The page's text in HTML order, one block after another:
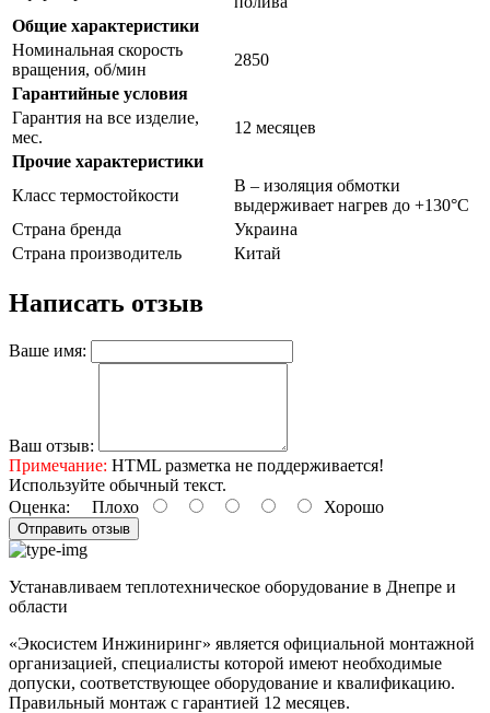
Общие характеристики
Номинальная скорость
вращения, об/мин
2850
Гарантийные условия
Гарантия на все изделие,
мес.
12 месяцев
Прочие характеристики
Класс термостойкости
В – изоляция обмотки
выдерживает нагрев до +130°С
Страна бренда
Украина
Страна производитель
Китай
Написать отзыв
Ваше имя:
Ваш отзыв:
Примечание: HTML разметка не поддерживается!
Используйте обычный текст.
Оценка: Плохо Хорошо
Отправить отзыв
Устанавливаем теплотехническое оборудование в Днепре и
области
«Экосистем Инжиниринг» является официальной монтажной
организацией, специалисты которой имеют необходимые
допуски, соответствующее оборудование и квалификацию.
Правильный монтаж с гарантией 12 месяцев.